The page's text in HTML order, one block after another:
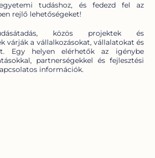
tudáshoz, és fedezd fel az
rejlő lehetőségeket!
közös projektek és
várják a vállalkozásokat, vállalatokat és
Egy helyen elérhetők az igénybe
partnerségekkel és fejlesztési
információk.